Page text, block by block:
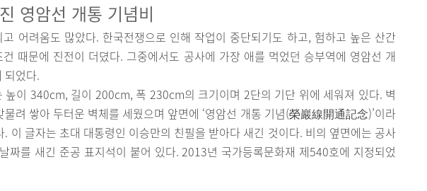
영암선 개통 기념비
어려움도 많았다. 한국전쟁으로 인해 작업이 중단되기도 하고, 험하고 높은 산간
때문에 진전이 더뎠다. 그중에서도 공사에 가장 애를 먹었던 승부역에 영암선 개
되었다.
높이 340cm, 길이 200cm, 폭 230cm의 크기이며 2단의 기단 위에 세워져 있다. 벽
물려 쌓아 두터운 벽체를 세웠으며 앞면에 ‘영암선 개통 기념(榮巖線開通記念)’이라
. 이 글자는 초대 대통령인 이승만의 친필을 받아다 새긴 것이다. 비의 옆면에는 공사
짜를 새긴 준공 표지석이 붙어 있다. 2013년 국가등록문화재 제540호에 지정되었